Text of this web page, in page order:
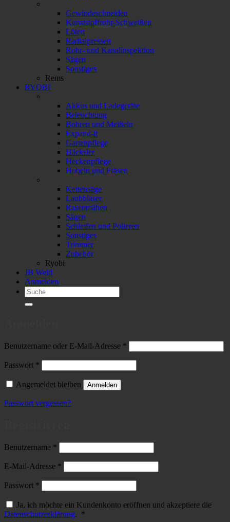
Gewindeschneiden
Kunststoffrohr-Schweißen
Löten
Radialpressen
Rohr- und Kanalinspektion
Sägen
Sonstiges
Rems
RYOBI
Akkus und Ladegeräte
Beleuchtung
Bohren und Meißeln
Expand-it
Gartenpflege
Häcksler
Heckenpflege
Hobeln und Fräsen
Kettensäge
Laubbläser
Rasenmähen
Sägen
Schleifen und Polieren
Sonstiges
Trimmer
Zubehör
Ryobi
JB Weld
Anmelden
Suchen
nach:
Benutzername oder E-Mail-Adresse *
Passwort *
Angemeldet bleiben Anmelden
Passwort vergessen?
Benutzername *
E-Mail-Adresse *
Passwort *
Ja, ich möchte ein Kundenkonto eröffnen und akzeptiere die
Datenschutzerklärung. *